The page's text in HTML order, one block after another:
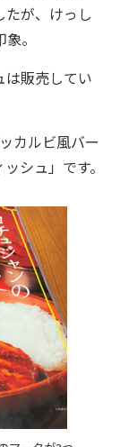
たが、けっし
。
販売してい
カルビ風バー
シュ」です。